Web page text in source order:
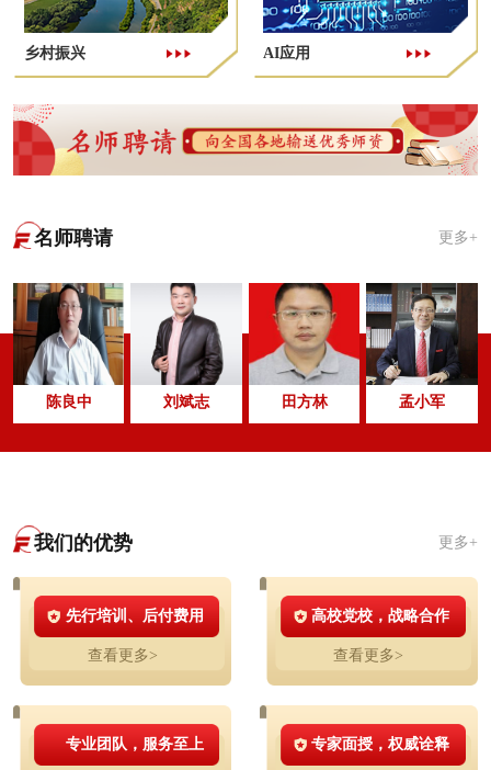
乡村振兴 AI应用
名师聘请 更多+
陈良中 刘斌志 田方林 孟小军
我们的优势 更多+
先行培训、后付费用
查看更多>
高校党校，战略合作
查看更多>
专业团队，服务至上 专家面授，权威诠释